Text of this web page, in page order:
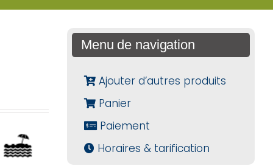
Menu de navigation
Ajouter d’autres produits
Panier
Paiement
Horaires & tarification